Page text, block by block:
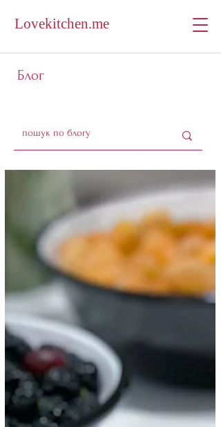
Lovekitchen.me
Блог